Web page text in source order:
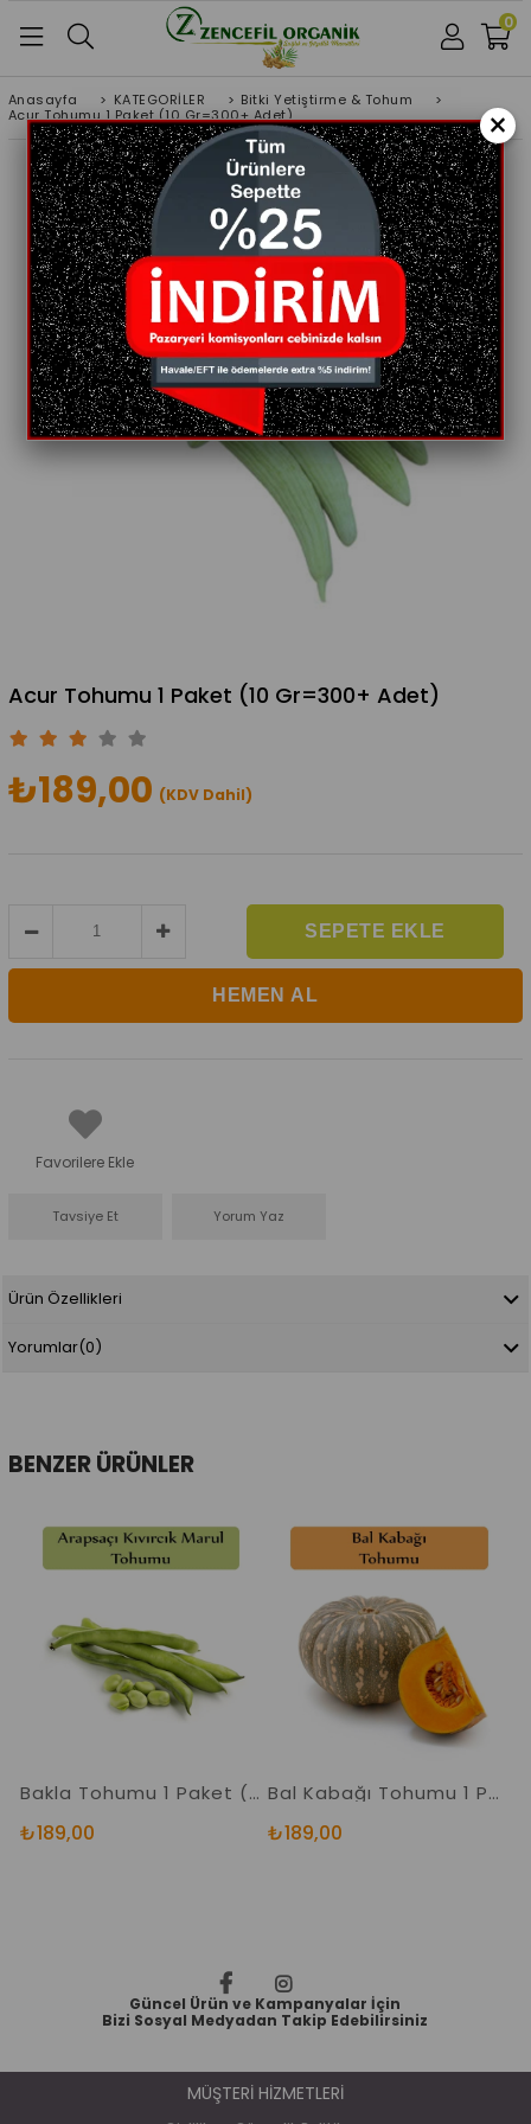
0
Anasayfa > KATEGORİLER > Bitki Yetiştirme & Tohum
>
Acur Tohumu 1 Paket (10 Gr=300+ Adet)
Acur Tohumu 1 Paket (10 Gr=300+ Adet)
₺189,00 (KDV Dahil)
Favorilere Ekle
Tavsiye Et Yorum Yaz
Ürün Özellikleri
Yorumlar(0)
BENZER ÜRÜNLER
Bakla Tohumu 1 Paket (25 Gr=20+ Adet) Yerli Bakla Tohumu
₺189,00
Bal Kabağı Tohumu 1 Paket (10Gr=35+ Adet) Kabak Tohumu
₺189,00
Güncel Ürün ve Kampanyalar İçin
Bizi Sosyal Medyadan Takip Edebilirsiniz
MÜŞTERİ HİZMETLERİ
×